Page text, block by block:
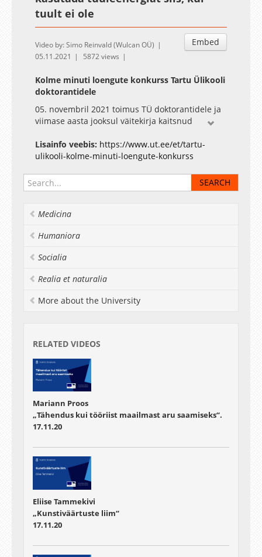
tuult ei ole
Embed
Video by: Simo Reinvald (Wulcan OÜ)
05.11.2021
5872 views
Kolme minuti loengute konkurss Tartu Ülikooli
doktorantidele
05. novembril 2021 toimus TÜ doktorantidele ja
viimase aasta jooksul väitekirja kaitsnud
konkurss, kus oma teadustööd või hiljutist
publikatsiooni laiemale avalikkusele tutvustada.
loengute seast valis žürii välja parimad, keda
ootas rahaline preemia ja võimalus esindada
toimuval kolme minuti loengute konkursi
Üritust toetab Euroopa Liidu Regionaalarengu
Lisainfo veebis: https://www.ut.ee/et/tartu-
ulikooli-kolme-minuti-loengute-konkurss
Medicina
Humaniora
Socialia
Realia et naturalia
More about the University
RELATED VIDEOS
Mariann Proos
„Tähendus kui tööriist maailmast aru saamiseks“.
17.11.20
Eliise Tammekivi
„Kunstiväärtuste liim“
17.11.20